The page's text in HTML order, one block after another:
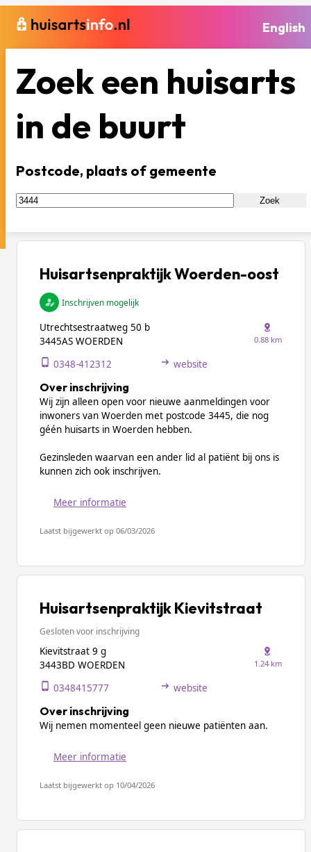
English
Zoek een huisarts
in de buurt
Postcode, plaats of gemeente
Zoek
Huisartsenpraktijk Woerden-oost
Inschrijven mogelijk
Utrechtsestraatweg 50 b
3445AS WOERDEN
0.88 km
0348-412312 website
Over inschrijving
Wij zijn alleen open voor nieuwe aanmeldingen voor
inwoners van Woerden met postcode 3445, die nog
géén huisarts in Woerden hebben.
Gezinsleden waarvan een ander lid al patiënt bij ons is
kunnen zich ook inschrijven.
Meer informatie
Laatst bijgewerkt op 06/03/2026
Huisartsenpraktijk Kievitstraat
Gesloten voor inschrijving
Kievitstraat 9 g
3443BD WOERDEN
1.24 km
0348415777 website
Over inschrijving
Wij nemen momenteel geen nieuwe patiënten aan.
Meer informatie
Laatst bijgewerkt op 10/04/2026